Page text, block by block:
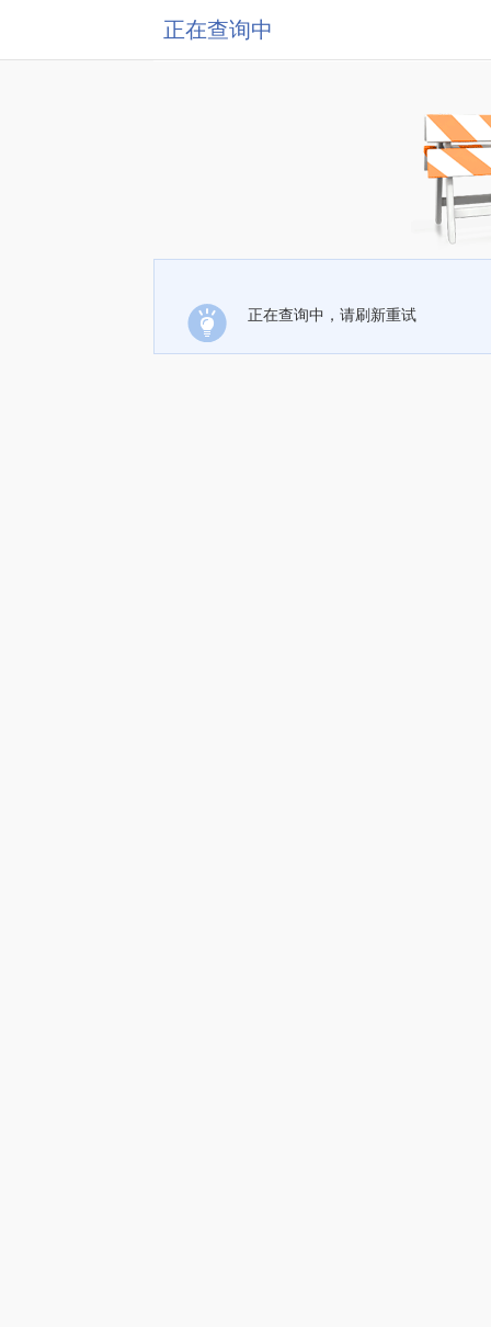
正在查询中
正在查询中，请刷新重试